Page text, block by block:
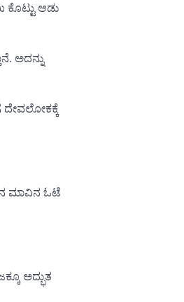
ಆಡು
ಅದನ್ನು
ದೇವಲೋಕಕ್ಕೆ
ಮಾವಿನ ಓಟೆ
ಅದ್ಭುತ